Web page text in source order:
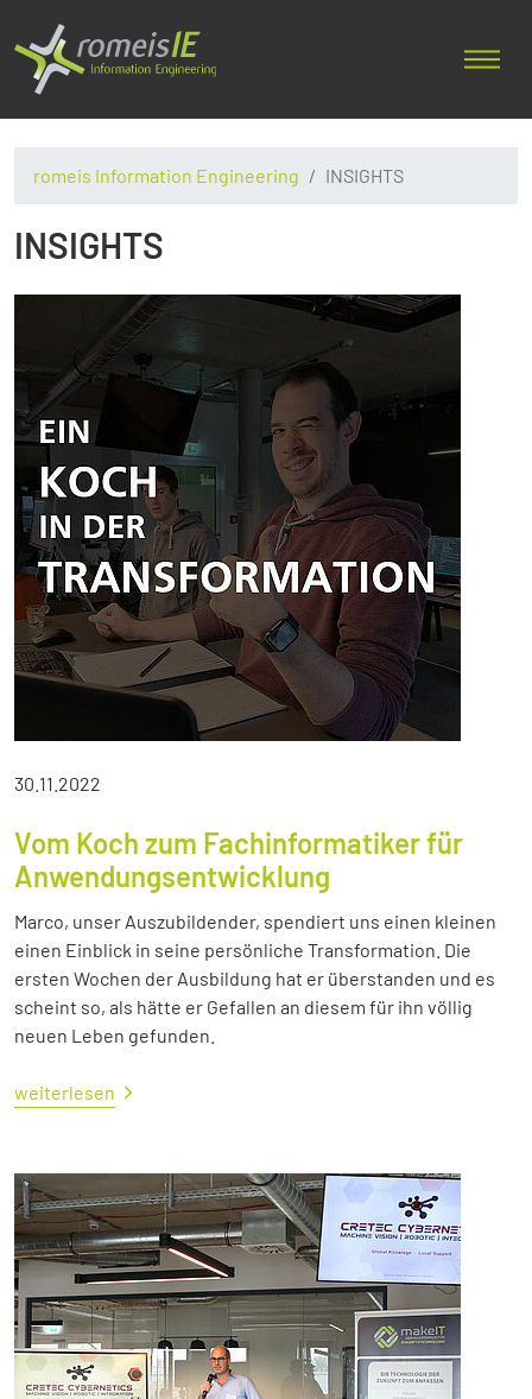
romeis Information Engineering INSIGHTS
INSIGHTS
30.11.2022
Vom Koch zum Fachinformatiker für
Anwendungsentwicklung
Marco, unser Auszubildender, spendiert uns einen kleinen
einen Einblick in seine persönliche Transformation. Die
ersten Wochen der Ausbildung hat er überstanden und es
scheint so, als hätte er Gefallen an diesem für ihn völlig
neuen Leben gefunden.
weiterlesen